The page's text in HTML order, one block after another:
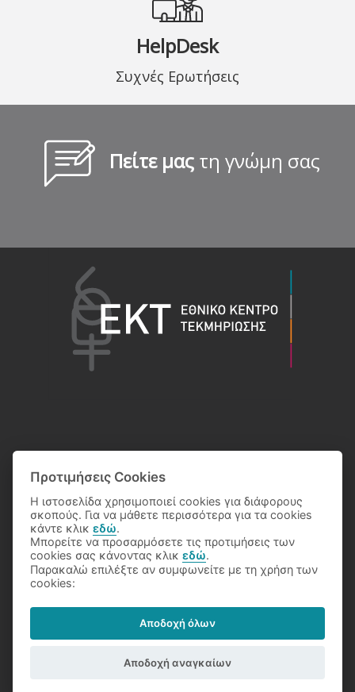
HelpDesk
Συχνές Ερωτήσεις
Πείτε μας τη γνώμη σας
© 2026 Eθνικό Κέντρο Τεκμηρίωσης
Προστασία Δεδομένων
Copyright Notice
Προτιμήσεις Cookies
Η ιστοσελίδα χρησιμοποιεί cookies για διάφορους
σκοπούς. Για να μάθετε περισσότερα για τα cookies
κάντε κλικεδώ.
Μπορείτε να προσαρμόσετε τις προτιμήσεις των
cookies σας κάνοντας κλικεδώ.
Παρακαλώ επιλέξτε αν συμφωνείτε με τη χρήση των
cookies:
Αποδοχή όλων
Αποδοχή αναγκαίων